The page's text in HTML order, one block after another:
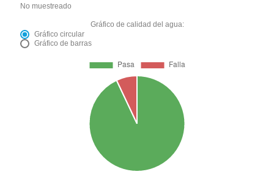
No muestreado
Gráfico de calidad del agua:
Gráfico circular
Gráfico de barras